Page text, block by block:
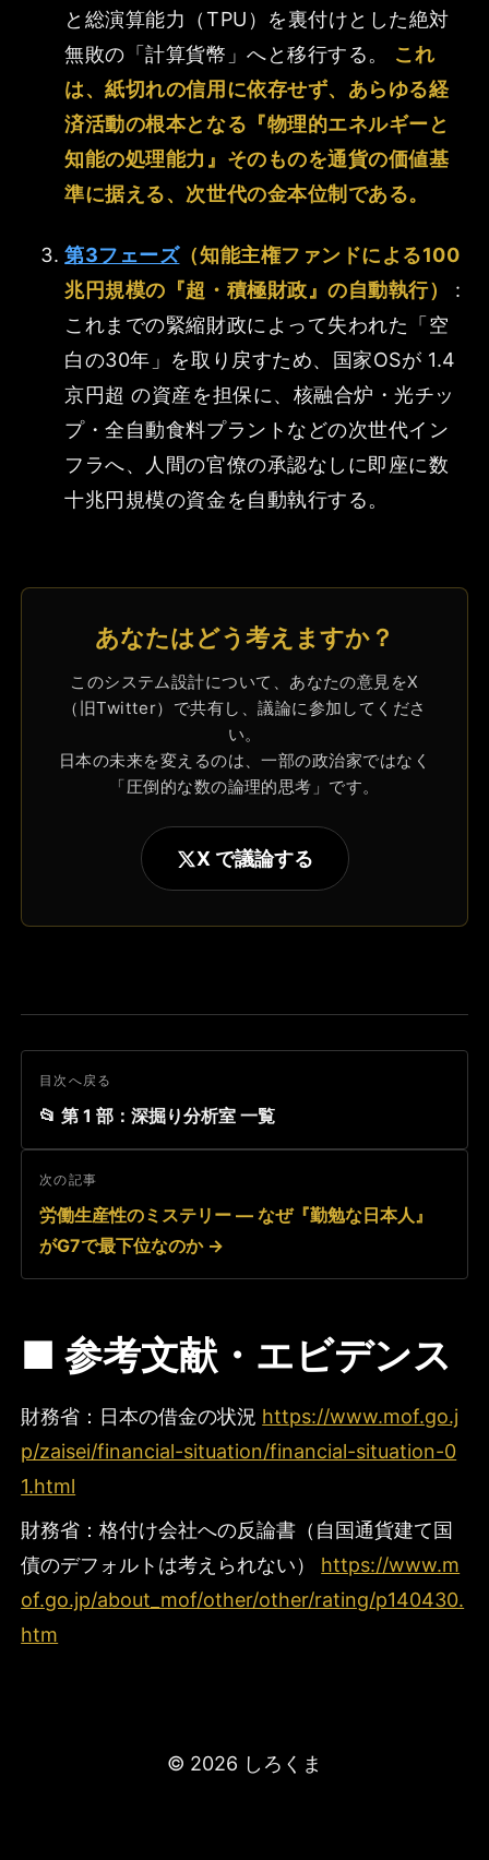
と総演算能力（TPU）を裏付けとした絶対
無敗の「計算貨幣」へと移行する。 これ
は、紙切れの信用に依存せず、あらゆる経
済活動の根本となる『物理的エネルギーと
知能の処理能力』そのものを通貨の価値基
準に据える、次世代の金本位制である。
第3フェーズ（知能主権ファンドによる100
兆円規模の『超・積極財政』の自動執行）
:
これまでの緊縮財政によって失われた「空
白の30年」を取り戻すため、国家OSが 1.4
京円超 の資産を担保に、核融合炉・光チッ
プ・全自動食料プラントなどの次世代イン
フラへ、人間の官僚の承認なしに即座に数
十兆円規模の資金を自動執行する。
あなたはどう考えますか？
このシステム設計について、あなたの意見をX
（旧Twitter）で共有し、議論に参加してくださ
い。
日本の未来を変えるのは、一部の政治家ではなく
「圧倒的な数の論理的思考」です。
X で議論する
目次へ戻る
📂 第 1 部：深掘り分析室 一覧
次の記事
労働生産性のミステリー — なぜ『勤勉な日本人』
がG7で最下位なのか →
■ 参考文献・エビデンス
財務省：日本の借金の状況 https://www.mof.go.j
p/zaisei/financial-situation/financial-situation-0
1.html
財務省：格付け会社への反論書（自国通貨建て国
債のデフォルトは考えられない） https://www.m
of.go.jp/about_mof/other/other/rating/p140430.
htm
© 2026 しろくま